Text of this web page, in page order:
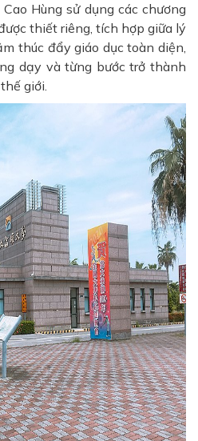
Hùng sử dụng các chương
thiết riêng, tích hợp giữa lý
thúc đẩy giáo dục toàn diện,
dạy và từng bước trở thành
giới.